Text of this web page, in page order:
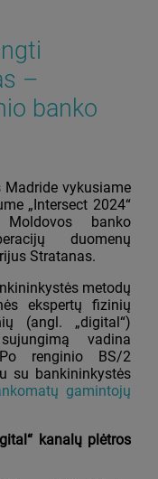
–
banko
vykusiame
„Intersect 2024“
banko
duomenų
Stratanas.
metodų
ekspertų fizinių
(angl. „digital“)
vadina
Po renginio BS/2
su bankininkystės
gamintojų
kanalų plėtros